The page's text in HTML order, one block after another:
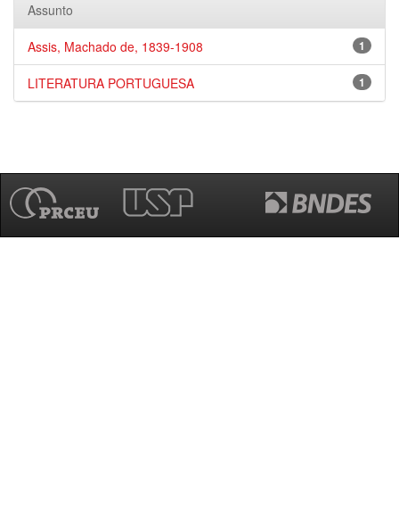
Assunto
1
Assis, Machado de, 1839-1908
1
LITERATURA PORTUGUESA